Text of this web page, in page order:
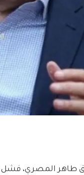
طاهر المصري، فشل